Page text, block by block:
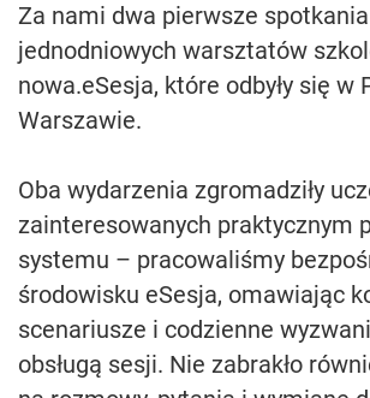
Za nami dwa pierwsze
jednodniowych warsztatów
nowa.eSesja, które odbyły się w
Warszawie.
Oba wydarzenia zgromadziły
zainteresowanych praktycznym
systemu – pracowaliśmy
środowisku eSesja, omawiając
scenariusze i codzienne
obsługą sesji. Nie zabrakło